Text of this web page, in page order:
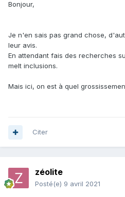
Bonjour,
Je n'en sais pas grand chose,
leur avis.
En attendant fais des recherches
melt inclusions.
Mais ici, on est à quel
Citer
zéolite
Posté(e) 9 avril 2021